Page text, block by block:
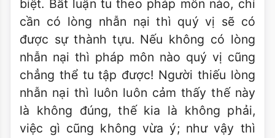
biệt. Bất luận tu theo pháp môn nào, chỉ
cần có lòng nhẫn nại thì quý vị sẽ có
được sự thành tựu. Nếu không có lòng
nhẫn nại thì pháp môn nào quý vị cũng
chẳng thể tu tập được! Người thiếu lòng
nhẫn nại thì luôn luôn cảm thấy thế này
là không đúng, thế kia là không phải,
việc gì cũng không vừa ý; như vậy thì